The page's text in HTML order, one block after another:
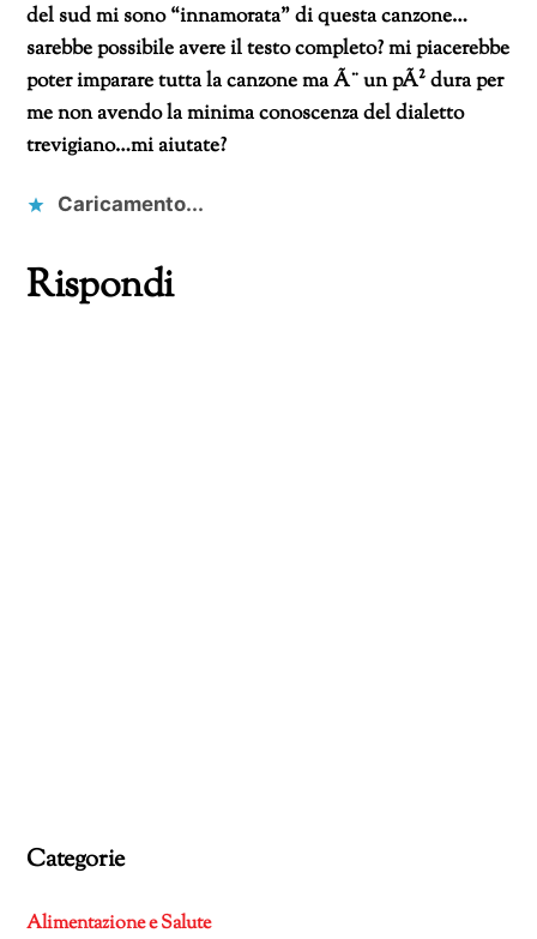
del sud mi sono “innamorata” di questa canzone…
sarebbe possibile avere il testo completo? mi piacerebbe
poter imparare tutta la canzone ma Ã¨ un pÃ² dura per
me non avendo la minima conoscenza del dialetto
trevigiano…mi aiutate?
Caricamento...
Rispondi
Categorie
Alimentazione e Salute